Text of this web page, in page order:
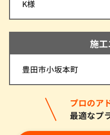
K様
施
豊田市小坂本町
プロのア
最適なプ